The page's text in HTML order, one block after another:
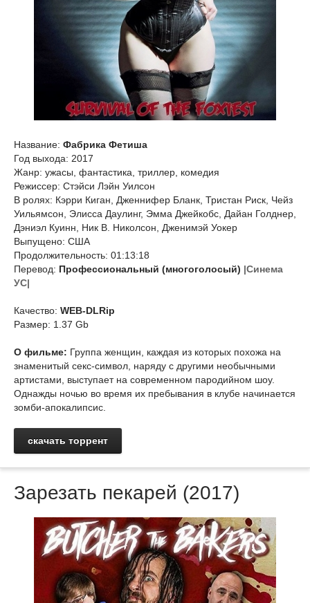
Название: Фабрика Фетиша
Год выхода: 2017
Жанр: ужасы, фантастика, триллер, комедия
Режиссер: Стэйси Лэйн Уилсон
В ролях: Кэрри Киган, Дженнифер Бланк, Тристан Риск, Чейз
Уильямсон, Элисса Даулинг, Эмма Джейкобс, Дайан Голднер,
Дэниэл Куинн, Ник В. Николсон, Дженимэй Уокер
Выпущено: США
Продолжительность: 01:13:18
Перевод: Профессиональный (многоголосый) |Синема
УС|
Качество: WEB-DLRip
Размер: 1.37 Gb
О фильме: Группа женщин, каждая из которых похожа на
знаменитый секс-символ, наряду с другими необычными
артистами, выступает на современном пародийном шоу.
Однажды ночью во время их пребывания в клубе начинается
зомби-апокалипсис.
скачать торрент
Зарезать пекарей (2017)